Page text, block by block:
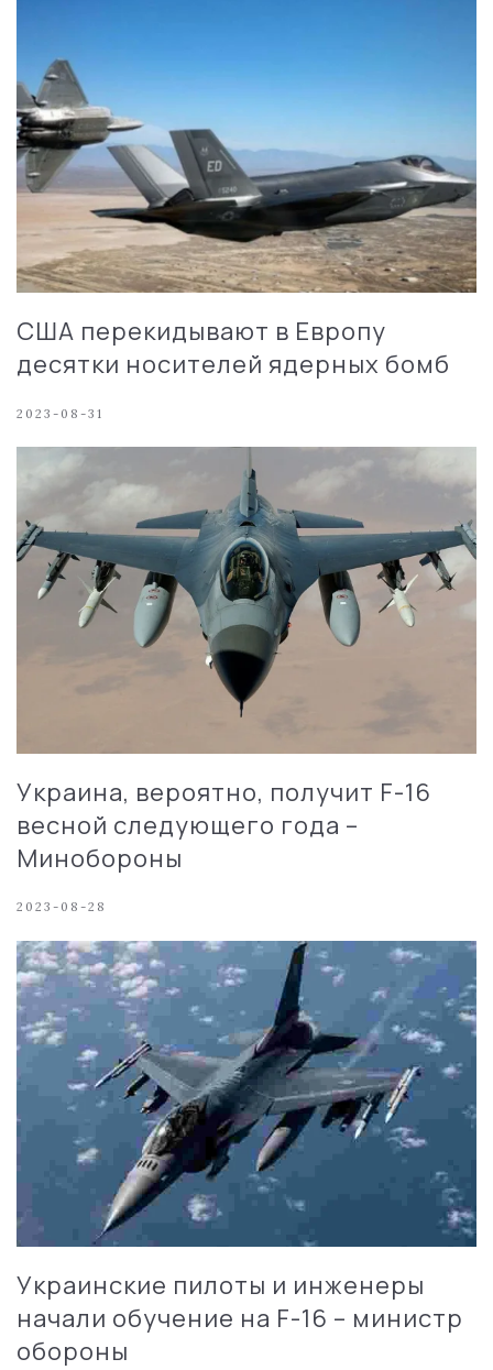
США перекидывают в Европу
десятки носителей ядерных бомб
2023-08-31
Украина, вероятно, получит F-16
весной следующего года –
Минобороны
2023-08-28
Украинские пилоты и инженеры
начали обучение на F-16 – министр
обороны